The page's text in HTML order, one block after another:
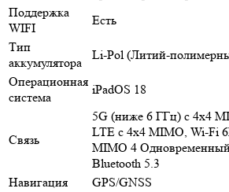
Поддержка
WIFI
Есть
Тип
аккумулятора
Li-Pol (Литий-
Операционная
система
iPadOS 18
Связь
5G (ниже 6 ГГц) с 4x4
LTE с 4x4 MIMO, Wi‑Fi
MIMO 4
Bluetooth 5.3
Навигация
GPS/GNSS